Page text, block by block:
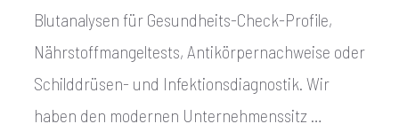
Blutanalysen für Gesundheits-Check-Profile,
Nährstoffmangeltests, Antikörpernachweise oder
Schilddrüsen- und Infektionsdiagnostik. Wir
haben den modernen Unternehmenssitz …